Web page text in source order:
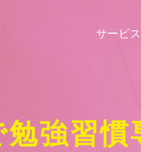
サービス
強習慣